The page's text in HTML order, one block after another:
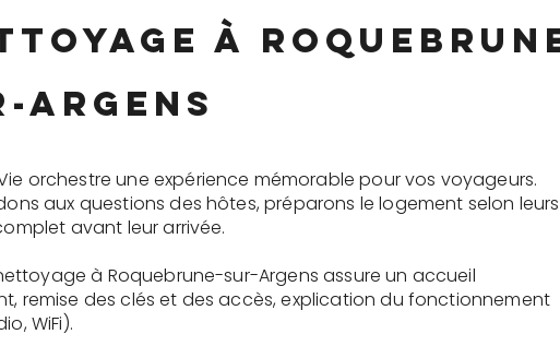
à
Argens
orchestre une expérience mémorable pour vos voyageurs.
aux questions des hôtes, préparons le logement selon leurs
avant leur arrivée.
à Roquebrune-sur-Argens assure un accueil
remise des clés et des accès, explication du fonctionnement
WiFi).